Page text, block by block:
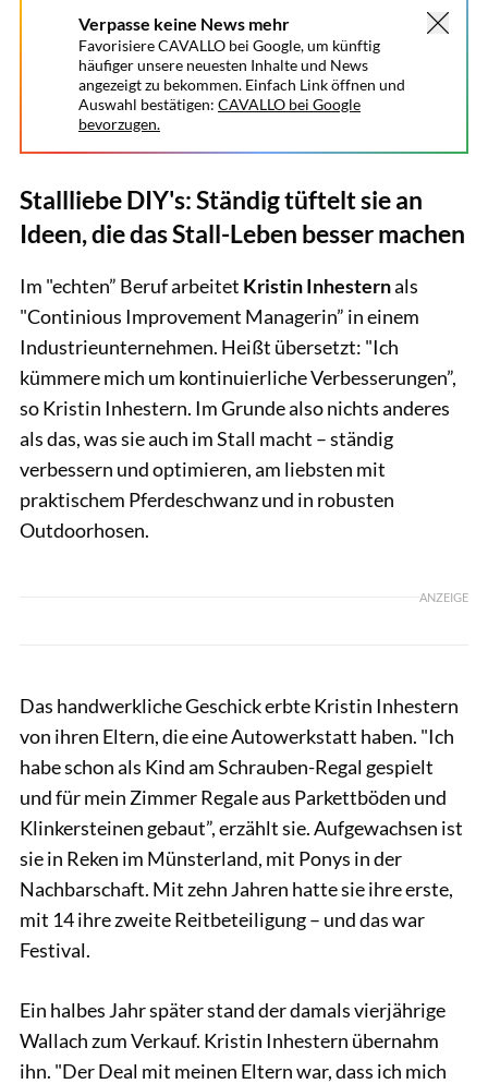
Verpasse keine News mehr
Favorisiere CAVALLO bei Google, um künftig
häufiger unsere neuesten Inhalte und News
angezeigt zu bekommen. Einfach Link öffnen und
Auswahl bestätigen: CAVALLO bei Google
bevorzugen.
Stallliebe DIY's: Ständig tüftelt sie an
Ideen, die das Stall-Leben besser machen
Im "echten” Beruf arbeitet Kristin Inhesternals
"Continious Improvement Managerin” in einem
Industrieunternehmen. Heißt übersetzt: "Ich
kümmere mich um kontinuierliche Verbesserungen”,
so Kristin Inhestern. Im Grunde also nichts anderes
als das, was sie auch im Stall macht – ständig
verbessern und optimieren, am liebsten mit
praktischem Pferdeschwanz und in robusten
Outdoorhosen.
ANZEIGE
Das handwerkliche Geschick erbte Kristin Inhestern
von ihren Eltern, die eine Autowerkstatt haben. "Ich
habe schon als Kind am Schrauben-Regal gespielt
und für mein Zimmer Regale aus Parkettböden und
Klinkersteinen gebaut”, erzählt sie. Aufgewachsen ist
sie in Reken im Münsterland, mit Ponys in der
Nachbarschaft. Mit zehn Jahren hatte sie ihre erste,
mit 14 ihre zweite Reitbeteiligung – und das war
Festival.
Ein halbes Jahr später stand der damals vierjährige
Wallach zum Verkauf. Kristin Inhestern übernahm
ihn. "Der Deal mit meinen Eltern war, dass ich mich